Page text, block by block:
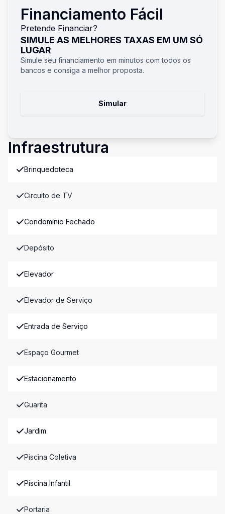
Financiamento Fácil
Pretende Financiar?
SIMULE AS MELHORES TAXAS EM UM SÓ
LUGAR
Simule seu financiamento em minutos com todos os
bancos e consiga a melhor proposta.
Simular
Infraestrutura
Brinquedoteca
Circuito de TV
Condomínio Fechado
Depósito
Elevador
Elevador de Serviço
Entrada de Serviço
Espaço Gourmet
Estacionamento
Guarita
Jardim
Piscina Coletiva
Piscina Infantil
Portaria